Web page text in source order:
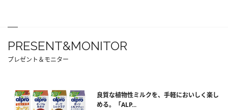
PRESENT&MONITOR
プレゼント＆モニター
良質な植物性ミルクを、手軽においしく楽し
める。「ALP...